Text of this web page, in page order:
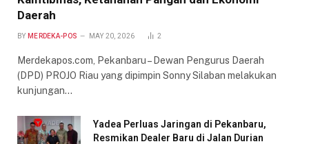
Daerah
BY MERDEKA-POS MAY 20, 2026 2
Merdekapos.com, Pekanbaru – Dewan Pengurus Daerah
(DPD) PROJO Riau yang dipimpin Sonny Silaban melakukan
kunjungan…
Yadea Perluas Jaringan di Pekanbaru,
Resmikan Dealer Baru di Jalan Durian